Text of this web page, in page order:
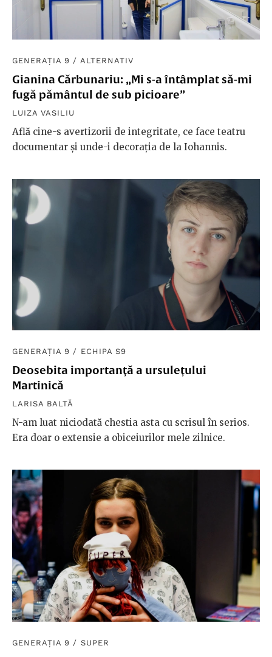
GENERAȚIA 9 / ALTERNATIV
Gianina Cărbunariu: „Mi s-a întâmplat să-mi
fugă pământul de sub picioare”
LUIZA VASILIU
Află cine-s avertizorii de integritate, ce face teatru
documentar și unde-i decorația de la Iohannis.
GENERAȚIA 9 / ECHIPA S9
Deosebita importanță a ursulețului
Martinică
LARISA BALTĂ
N-am luat niciodată chestia asta cu scrisul în serios.
Era doar o extensie a obiceiurilor mele zilnice.
GENERAȚIA 9 / SUPER